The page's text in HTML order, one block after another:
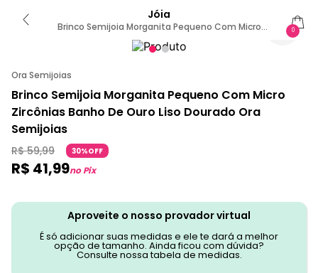
Jóia
Brinco Semijoia Morganita Pequeno Com Micro
Zircônias U / Dourado
0
Ora Semijoias
Brinco Semijoia Morganita Pequeno Com Micro
Zircônias Banho De Ouro Liso Dourado Ora
Semijoias
R$ 59,99 30%OFF
R$ 41,99no Pix
Aproveite o nosso provador virtual
É só adicionar suas medidas e ele te dará a melhor
opção de tamanho. Ainda ficou com dúvida?
Consulte nossa tabela de medidas.